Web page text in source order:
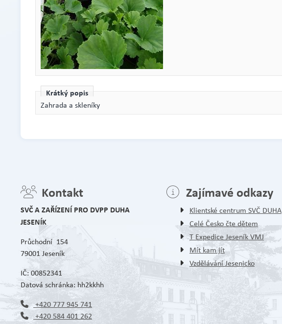
Krátký popis
Zahrada a skleníky
Kontakt
SVČ A ZAŘÍZENÍ PRO DVPP DUHA
JESENÍK
Průchodní 154
79001 Jeseník
IČ: 00852341
Datová schránka: hh2kkhh
+420 777 945 741
+420 584 401 262
Zajímavé odkazy
Klientské centrum SVČ DUHA
Celé Česko čte dětem
T Expedice Jeseník VMJ
Mít kam jít
Vzdělávání Jesenicko